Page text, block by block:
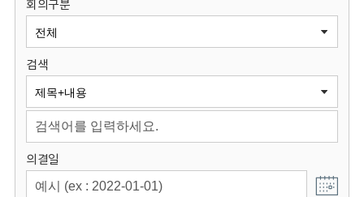
원
회
회의구분
검색
의결일